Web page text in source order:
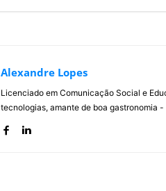
Alexandre Lopes
Licenciado em Comunicação Social e
tecnologias, amante de boa gastronomia